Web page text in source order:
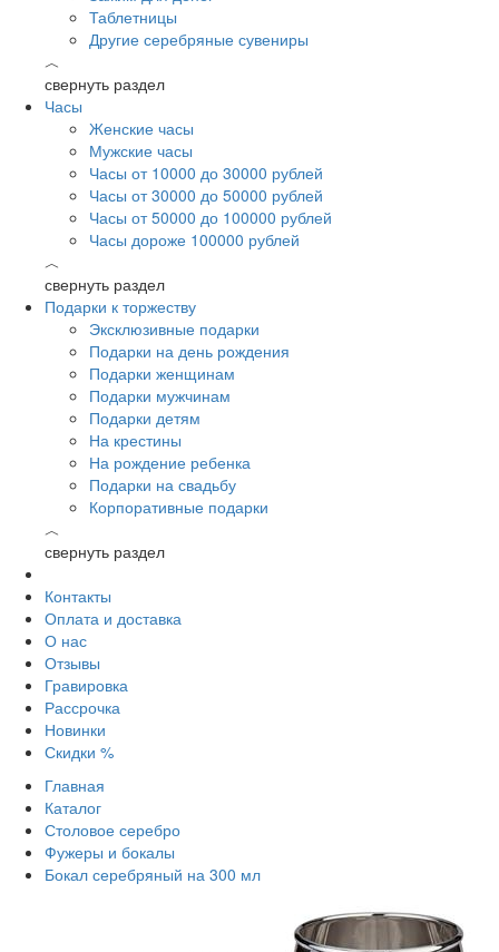
Таблетницы
Другие серебряные сувениры
︿
свернуть раздел
Часы
Женские часы
Мужские часы
Часы от 10000 до 30000 рублей
Часы от 30000 до 50000 рублей
Часы от 50000 до 100000 рублей
Часы дороже 100000 рублей
︿
свернуть раздел
Подарки к торжеству
Эксклюзивные подарки
Подарки на день рождения
Подарки женщинам
Подарки мужчинам
Подарки детям
На крестины
На рождение ребенка
Подарки на свадьбу
Корпоративные подарки
︿
свернуть раздел
Контакты
Оплата и доставка
О нас
Отзывы
Гравировка
Рассрочка
Новинки
Скидки %
Главная
Каталог
Столовое серебро
Фужеры и бокалы
Бокал серебряный на 300 мл